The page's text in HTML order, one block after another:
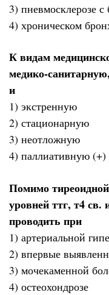
3) пневмосклерозе с
4) хроническом
К видам
медико-
и
1) экстренную
2) стационарную
3) неотложную
4) паллиативную (+)
Помимо
уровней ттг, т4 св.
проводить при
1) артериальной
2) впервые
3) мочекаменной
4) остеохондрозе